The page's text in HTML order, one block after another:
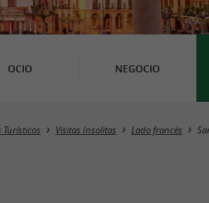
OCIO NEGOCIO
Turísticos Visitas Insolitas Lado francés